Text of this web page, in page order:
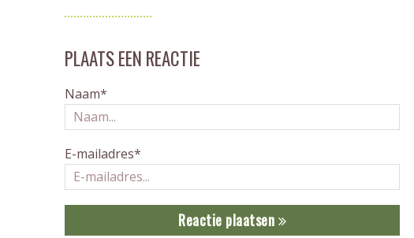
PLAATS EEN REACTIE
Naam*
E-mailadres*
Reactie plaatsen